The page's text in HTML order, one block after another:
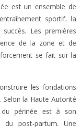
est un ensemble de
sportif, la
Les premières
de la zone et de
se fait sur la
les fondations
Selon la Haute Autorité
périnée est à son
post-partum. Une